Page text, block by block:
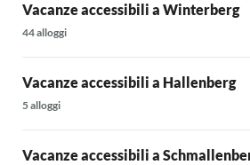
Vacanze accessibili a Winterberg
44 alloggi
Vacanze accessibili a Hallenberg
5 alloggi
Vacanze accessibili a